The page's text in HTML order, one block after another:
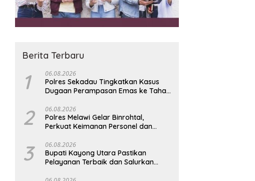
Berita Terbaru
1 06.08.2026
Polres Sekadau Tingkatkan Kasus
Dugaan Perampasan Emas ke Tahap
2 06.08.2026
Polres Melawi Gelar Binrohtal,
Perkuat Keimanan Personel dan
3 06.08.2026
Bupati Kayong Utara Pastikan
Pelayanan Terbaik dan Salurkan